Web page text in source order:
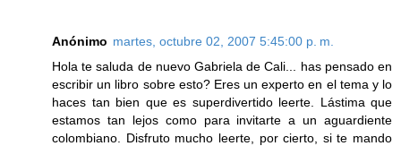
Anónimo martes, octubre 02, 2007 5:45:00 p. m.
Hola te saluda de nuevo Gabriela de Cali... has pensado en
escribir un libro sobre esto? Eres un experto en el tema y lo
haces tan bien que es superdivertido leerte. Lástima que
estamos tan lejos como para invitarte a un aguardiente
colombiano. Disfruto mucho leerte, por cierto, si te mando